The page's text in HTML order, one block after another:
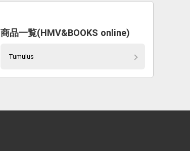
商品一覧(HMV&BOOKS online)
Tumulus